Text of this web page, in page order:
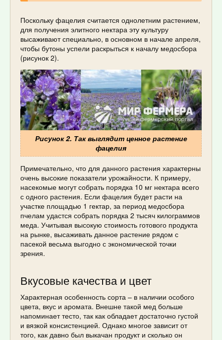
Поскольку фацелия считается однолетним растением,
для получения элитного нектара эту культуру
высаживают специально, в основном в начале апреля,
чтобы бутоны успели раскрыться к началу медосбора
(рисунок 2).
Рисунок 2. Так выглядит ценное растение
фацелия
Примечательно, что для данного растения характерны
очень высокие показатели урожайности. К примеру,
насекомые могут собрать порядка 10 мг нектара всего
с одного растения. Если фацелия будет расти на
участке площадью 1 гектар, за период медосбора
пчелам удастся собрать порядка 2 тысяч килограммов
меда. Учитывая высокую стоимость готового продукта
на рынке, высаживать данное растение рядом с
пасекой весьма выгодно с экономической точки
зрения.
Вкусовые качества и цвет
Характерная особенность сорта – в наличии особого
цвета, вкус и аромата. Внешне такой мед больше
напоминает тесто, так как обладает достаточно густой
и вязкой консистенцией. Однако многое зависит от
того, как давно был выкачан продукт и сколько он